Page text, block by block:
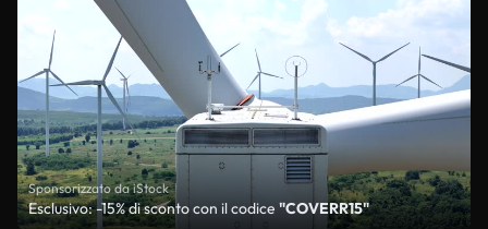
Sponsorizzato da iStock
Esclusivo: -15% di sconto con il codice "COVERR15"